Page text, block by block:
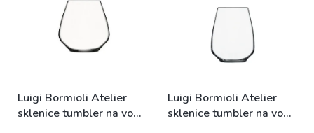
d
u
Luigi Bormioli Atelier
sklenice tumbler na vodu
Luigi Bormioli Atelier
sklenice tumbler na vodu